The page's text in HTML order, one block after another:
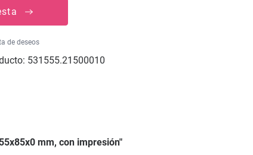
de deseos
531555.21500010
mm, con impresión"